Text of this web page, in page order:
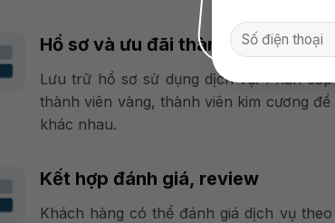
Hồ sơ và ưu đãi thành viên
Lưu trữ hồ sơ sử dụng dịch vụ. Phân
thành viên vàng, thành viên kim cương
khác nhau.
Kết hợp đánh giá, review
Khách hàng có thể đánh giá dịch vụ